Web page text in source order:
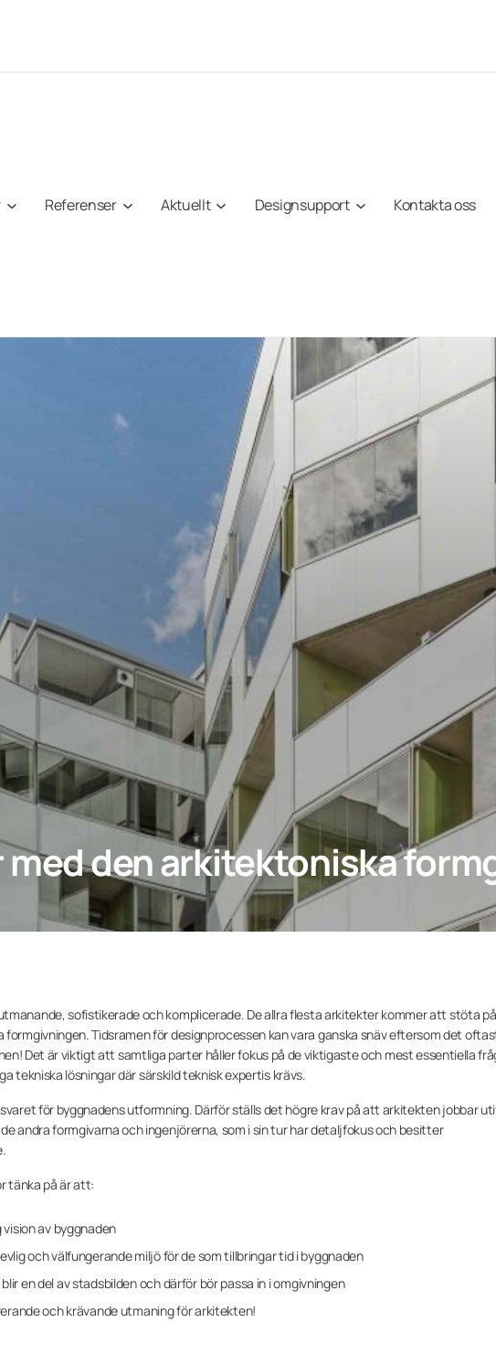
Referenser Aktuellt Designsupport Kontakta oss
den arkitektoniska
sofistikerade och komplicerade. De allra flesta arkitekter kommer att stöta på
Tidsramen för designprocessen kan vara ganska snäv eftersom det
Det är viktigt att samtliga parter håller fokus på de viktigaste och mest essentiella
tekniska lösningar där särskild teknisk expertis krävs.
för byggnadens utformning. Därför ställs det högre krav på att arkitekten jobbar
andra formgivarna och ingenjörerna, som i sin tur har detaljfokus och besitter
tänka på är att:
vision av byggnaden
och välfungerande miljö för de som tillbringar tid i byggnaden
en del av stadsbilden och därför bör passa in i omgivningen
och krävande utmaning för arkitekten!